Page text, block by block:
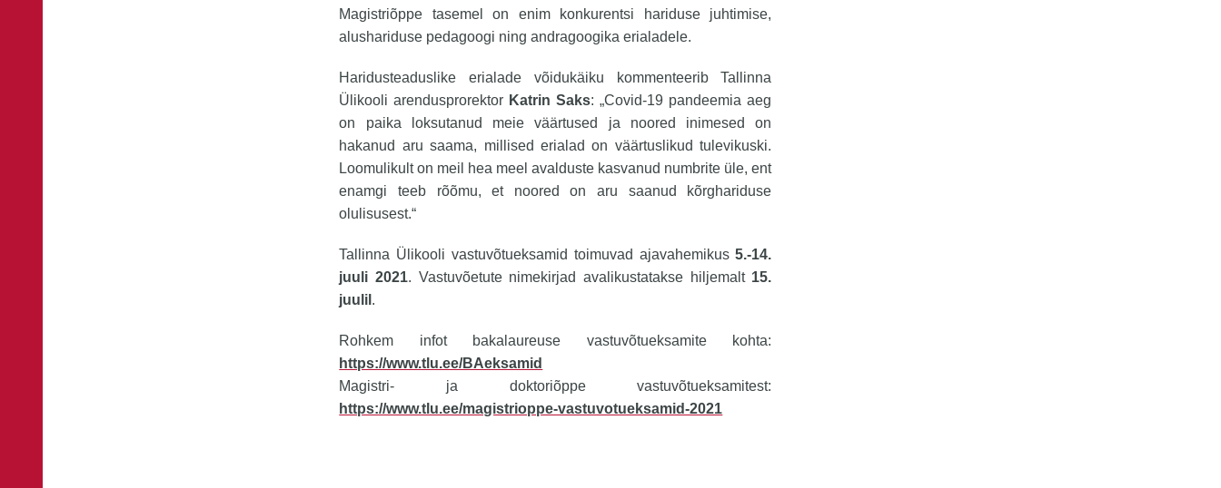
Magistriõppe tasemel on enim konkurentsi hariduse juhtimise,
alushariduse pedagoogi ning andragoogika erialadele.
Haridusteaduslike erialade võidukäiku kommenteerib Tallinna
Ülikooli arendusprorektor Katrin Saks: „Covid-19 pandeemia aeg
on paika loksutanud meie väärtused ja noored inimesed on
hakanud aru saama, millised erialad on väärtuslikud tulevikuski.
Loomulikult on meil hea meel avalduste kasvanud numbrite üle, ent
enamgi teeb rõõmu, et noored on aru saanud kõrghariduse
olulisusest.“
Tallinna Ülikooli vastuvõtueksamid toimuvad ajavahemikus5.-14.
juuli 2021. Vastuvõetute nimekirjad avalikustatakse hiljemalt 15.
juulil .
Rohkem infot bakalaureuse vastuvõtueksamite kohta:
https://www.tlu.ee/BAeksamid
Magistri- ja doktoriõppe vastuvõtueksamitest:
https://www.tlu.ee/magistrioppe-vastuvotueksamid-2021